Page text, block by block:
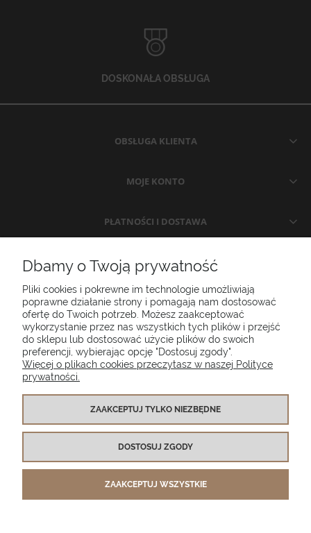
DOSKONAŁA OBSŁUGA
OBSŁUGA KLIENTA
MOJE KONTO
PŁATNOŚCI I DOSTAWA
INFORMACJE
O NAS
Poduszki ogrodowe Setgarden.com | Lubelska 1A, 10-409 Olsztyn |
NIP: 7391986025
(+48) 885 281 885 biuro@setgarden.com
FACEBOOK PINTEREST
INSTAGRAM
Dbamy o Twoją prywatność
Pliki cookies i pokrewne im technologie umożliwiają
poprawne działanie strony i pomagają nam dostosować
ofertę do Twoich potrzeb. Możesz zaakceptować
wykorzystanie przez nas wszystkich tych plików i przejść
do sklepu lub dostosować użycie plików do swoich
preferencji, wybierając opcję "Dostosuj zgody".
Więcej o plikach cookies przeczytasz w naszej Polityce
prywatności.
ZAAKCEPTUJ TYLKO NIEZBĘDNE
DOSTOSUJ ZGODY
ZAAKCEPTUJ WSZYSTKIE